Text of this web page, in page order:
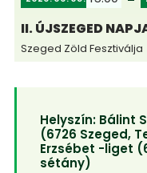
II. ÚJSZEGED
Szeged Zöld Fesztiválja
Helyszín: Bálint
(6726 Szeged,
Erzsébet -liget
sétány)